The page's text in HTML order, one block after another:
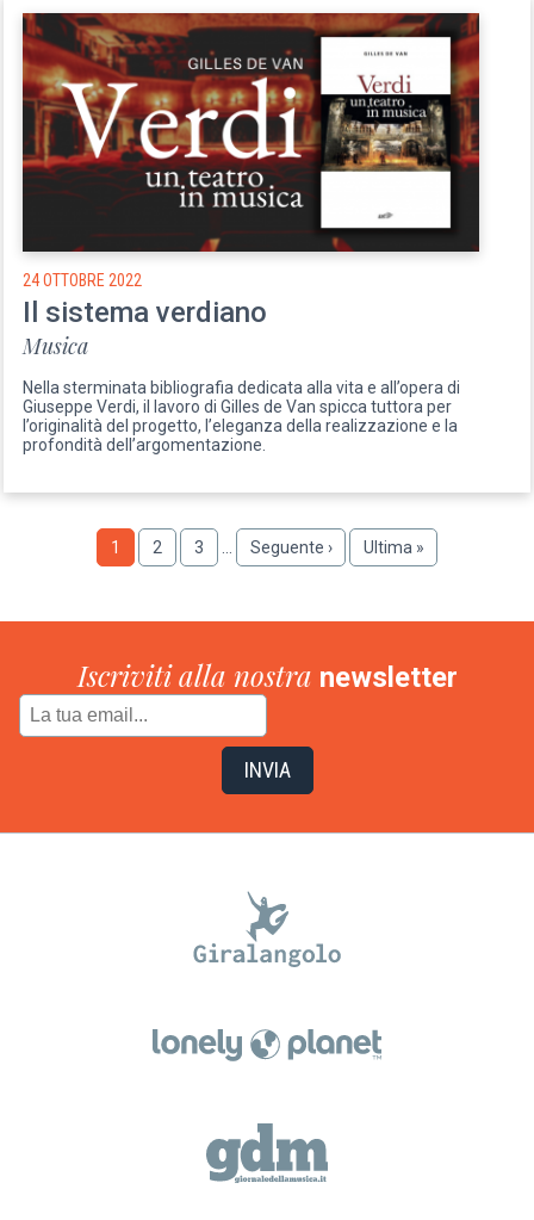
24 OTTOBRE 2022
Il sistema verdiano
Musica
Nella sterminata bibliografia dedicata alla vita e all’opera di
Giuseppe Verdi, il lavoro di Gilles de Van spicca tuttora per
l’originalità del progetto, l’eleganza della realizzazione e la
profondità dell’argomentazione.
PaginazionePagina
1 Pagina
2 Pagina
3
Pagina
successiva
Seguente ›
Ultima
pagina
Ultima »
Iscriviti alla nostra newsletter